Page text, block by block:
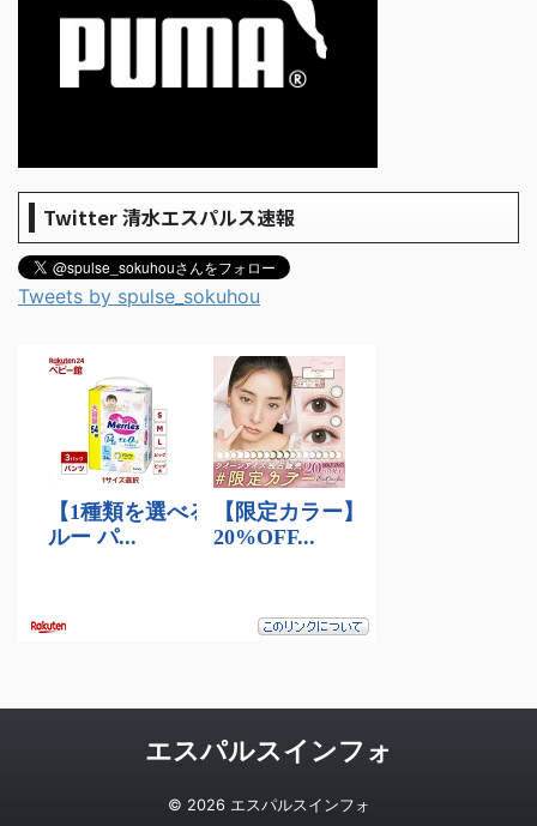
Twitter 清水エスパルス速報
Tweets by spulse_sokuhou
エスパルスインフォ
© 2026 エスパルスインフォ